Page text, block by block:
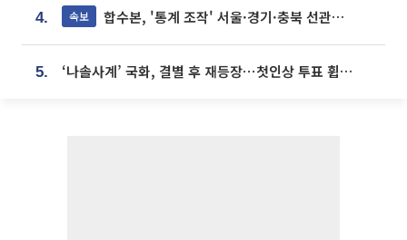
4. 속보 합수본, '통계 조작' 서울·경기·충북 선관위 등 추가 압수수색
5. ‘나솔사계’ 국화, 결별 후 재등장⋯첫인상 투표 휩쓸고 ‘인기녀’ 등극